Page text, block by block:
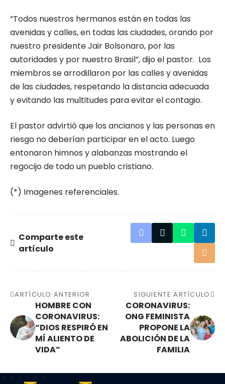
“Todos nuestros hermanos están en todas las
avenidas y calles, en todas las ciudades, orando por
nuestro presidente Jair Bolsonaro, por las
autoridades y por nuestro Brasil”, dijo el pastor. Los
miembros se arrodillaron por las calles y avenidas
de las ciudades, respetando la distancia adecuada
y evitando las multitudes para evitar el contagio.
El pastor advirtió que los ancianos y las personas en
riesgo no deberían participar en el acto. Luego
entonaron himnos y alabanzas mostrando el
regocijo de todo un pueblo cristiano.
(*) Imagenes referenciales.
Comparte este
artículo
ARTÍCULO ANTERIOR
HOMBRE CON
CORONAVIRUS:
“DIOS RESPIRÓ EN
MÍ ALIENTO DE
VIDA”
SIGUIENTE ARTÍCULO
CORONAVIRUS:
ONG FEMINISTA
PROPONE LA
ABOLICIÓN DE LA
FAMILIA